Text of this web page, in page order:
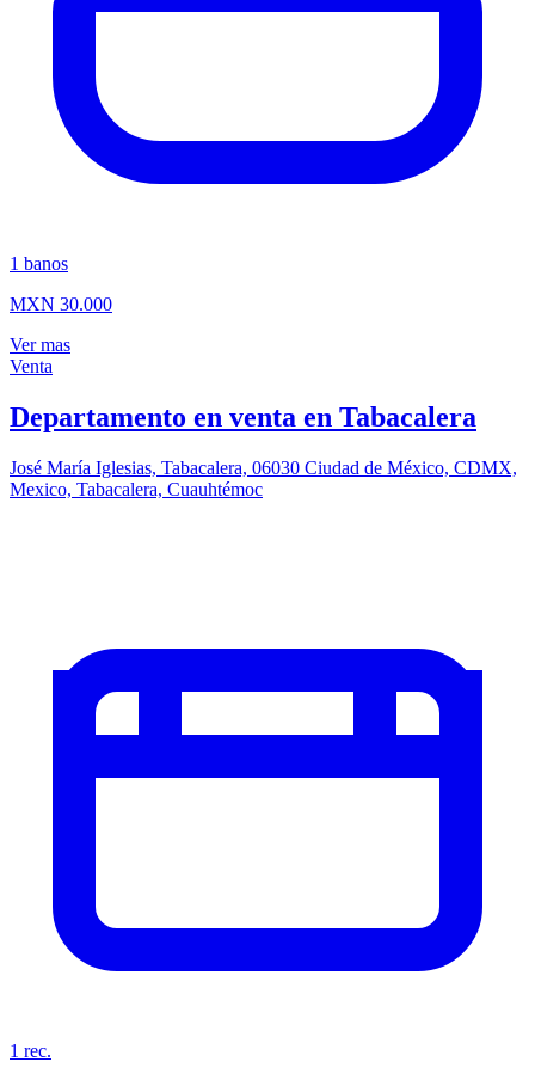
1 banos
MXN 30.000
Ver mas
Venta
Departamento en venta en Tabacalera
José María Iglesias, Tabacalera, 06030 Ciudad de México, CDMX,
Mexico, Tabacalera, Cuauhtémoc
1 rec.